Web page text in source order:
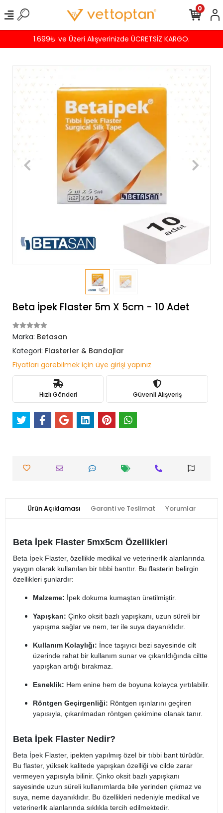
1.699₺ ve Üzeri Alışverinizde ÜCRETSİZ KARGO.
0
Beta İpek Flaster 5m X 5cm - 10 Adet
Marka: Betasan
Kategori: Flasterler & Bandajlar
Fiyatları görebilmek için üye girişi yapınız
Hızlı Gönderi Güvenli Alışveriş
Ürün Açıklaması Garanti ve Teslimat Yorumlar
Beta İpek Flaster 5mx5cm Özellikleri
Beta İpek Flaster, özellikle medikal ve veterinerlik alanlarında
yaygın olarak kullanılan bir tıbbi banttır. Bu flasterin belirgin
özellikleri şunlardır:
Malzeme: İpek dokuma kumaştan üretilmiştir.
Yapışkan: Çinko oksit bazlı yapışkanı, uzun süreli bir
yapışma sağlar ve nem, ter ile suya dayanıklıdır.
Kullanım Kolaylığı: İnce taşıyıcı bezi sayesinde cilt
üzerinde rahat bir kullanım sunar ve çıkarıldığında ciltte
yapışkan artığı bırakmaz.
Esneklik: Hem enine hem de boyuna kolayca yırtılabilir.
Röntgen Geçirgenliği: Röntgen ışınlarını geçiren
yapısıyla, çıkarılmadan röntgen çekimine olanak tanır​.
Beta İpek Flaster Nedir?
Beta İpek Flaster, ipekten yapılmış özel bir tıbbi bant türüdür.
Bu flaster, yüksek kalitede yapışkan özelliği ve cilde zarar
vermeyen yapısıyla bilinir. Çinko oksit bazlı yapışkanı
sayesinde uzun süreli kullanımlarda bile yerinden çıkmaz ve
suya, neme dayanıklıdır. Bu özellikleri nedeniyle medikal ve
veterinerlik alanlarında sıklıkla tercih edilmektedir​.